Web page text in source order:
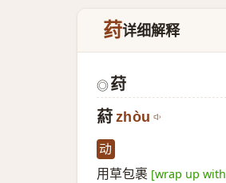
荮详细解释
◎荮
葤 zhòu
动
用草包裹 [wrap up